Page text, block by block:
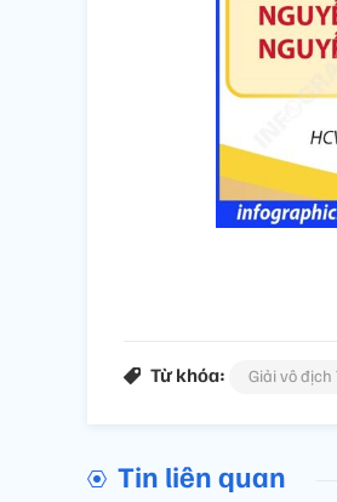
Từ khóa: Giải vô
Tin liên quan